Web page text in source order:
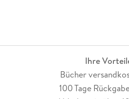
Ihre
Bücher
100 Tage